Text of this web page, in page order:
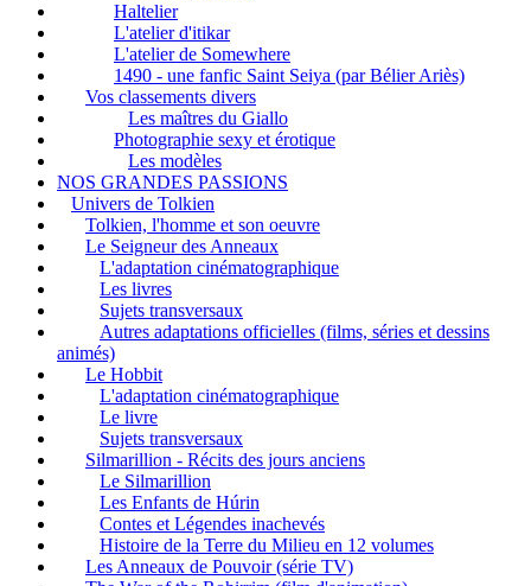
Haltelier
L'atelier d'itikar
L'atelier de Somewhere
1490 - une fanfic Saint Seiya (par Bélier Ariès)
Vos classements divers
Les maîtres du Giallo
Photographie sexy et érotique
Les modèles
NOS GRANDES PASSIONS
Univers de Tolkien
Tolkien, l'homme et son oeuvre
Le Seigneur des Anneaux
L'adaptation cinématographique
Les livres
Sujets transversaux
Autres adaptations officielles (films, séries et dessins
animés)
Le Hobbit
L'adaptation cinématographique
Le livre
Sujets transversaux
Silmarillion - Récits des jours anciens
Le Silmarillion
Les Enfants de Húrin
Contes et Légendes inachevés
Histoire de la Terre du Milieu en 12 volumes
Les Anneaux de Pouvoir (série TV)